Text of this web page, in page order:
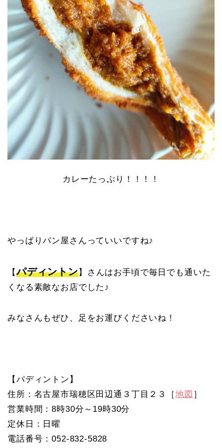
カレーたっぷり！！！！
やっぱりパン屋さんっていいですね♪
【パディントン】さんはお手頃で毎日でも通いた
くなる素敵なお店でした♪
みなさんもぜひ、足をお運びくださいね！
【パディントン】
住所：名古屋市瑞穂区田辺通３丁目２３［地図 ］
営業時間：8時30分～19時30分
定休日：日曜
電話番号：052-832-5828